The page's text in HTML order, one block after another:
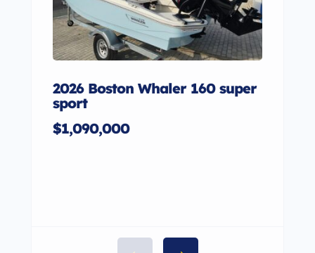
2026 Boston Whaler 160 super
sport
$1,090,000